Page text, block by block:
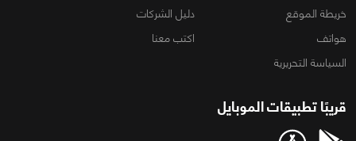
خريطة الموقع
دليل الشركات
هواتف
اكتب معنا
السياسة التحريرية
قريبًا تطبيقات الموبايل